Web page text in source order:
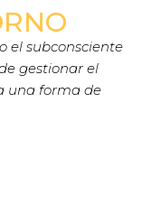
el subconsciente
gestionar el
una forma de